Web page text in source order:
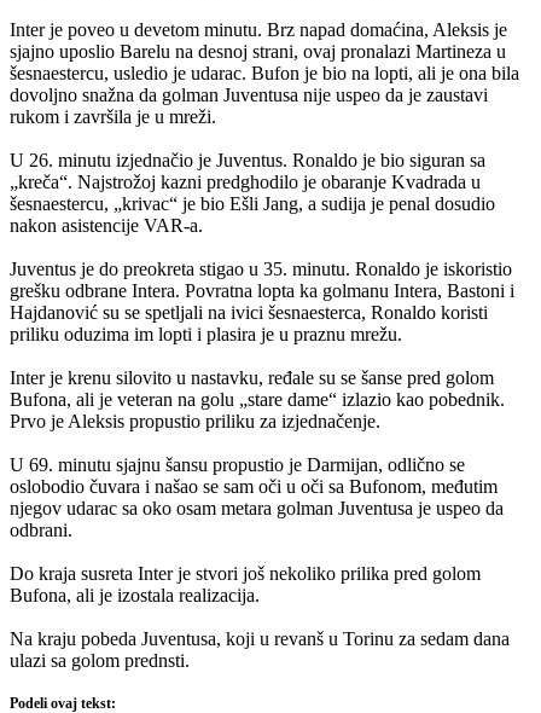
Inter je poveo u devetom minutu. Brz napad domaćina, Aleksis je
sjajno uposlio Barelu na desnoj strani, ovaj pronalazi Martineza u
šesnaestercu, usledio je udarac. Bufon je bio na lopti, ali je ona bila
dovoljno snažna da golman Juventusa nije uspeo da je zaustavi
rukom i završila je u mreži.
U 26. minutu izjednačio je Juventus. Ronaldo je bio siguran sa
„kreča“. Najstrožoj kazni predghodilo je obaranje Kvadrada u
šesnaestercu, „krivac“ je bio Ešli Jang, a sudija je penal dosudio
nakon asistencije VAR-a.
Juventus je do preokreta stigao u 35. minutu. Ronaldo je iskoristio
grešku odbrane Intera. Povratna lopta ka golmanu Intera, Bastoni i
Hajdanović su se spetljali na ivici šesnaesterca, Ronaldo koristi
priliku oduzima im lopti i plasira je u praznu mrežu.
Inter je krenu silovito u nastavku, ređale su se šanse pred golom
Bufona, ali je veteran na golu „stare dame“ izlazio kao pobednik.
Prvo je Aleksis propustio priliku za izjednačenje.
U 69. minutu sjajnu šansu propustio je Darmijan, odlično se
oslobodio čuvara i našao se sam oči u oči sa Bufonom, međutim
njegov udarac sa oko osam metara golman Juventusa je uspeo da
odbrani.
Do kraja susreta Inter je stvori još nekoliko prilika pred golom
Bufona, ali je izostala realizacija.
Na kraju pobeda Juventusa, koji u revanš u Torinu za sedam dana
ulazi sa golom prednsti.
Podeli ovaj tekst: